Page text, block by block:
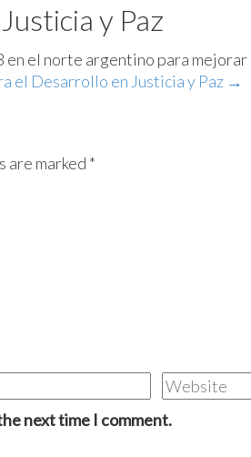
y Paz
el norte argentino para
el Desarrollo en Justicia y Paz →
are marked *
next time I comment.